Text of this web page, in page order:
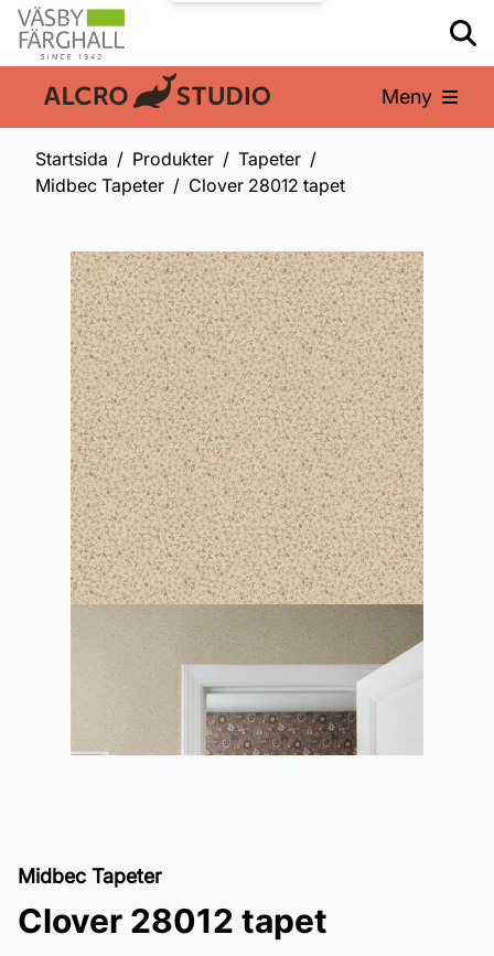
En del av: Meny
Startsida Produkter
Tapeter
Midbec Tapeter
Clover 28012 tapet
Midbec Tapeter
Clover 28012 tapet